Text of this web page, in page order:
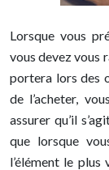
Lorsque vous
vous devez vous
portera lors des
de l’acheter,
assurer qu’il
que lorsque
l’élément le